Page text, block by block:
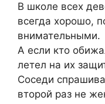
В школе всех
всегда хорошо,
внимательными.
А если кто
летел на их
Соседи
второй раз не